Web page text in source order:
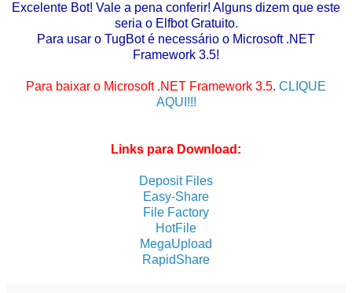
Excelente Bot! Vale a pena conferir! Alguns dizem que este
seria o Elfbot Gratuito.
Para usar o TugBot é necessário o Microsoft .NET
Framework 3.5!
Para baixar o Microsoft .NET Framework 3.5. CLIQUE
AQUI!!!
Links para Download:
Deposit Files
Easy-Share
File Factory
HotFile
MegaUpload
RapidShare